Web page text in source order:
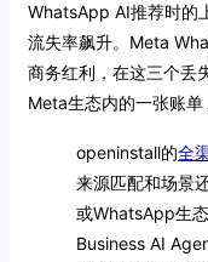
WhatsApp AI推荐时的
流失率飙升。Meta
商务红利，在这三个丢
Meta生态内的一张账单
openinstall的全
来源匹配和场景
或WhatsApp生
Business AI